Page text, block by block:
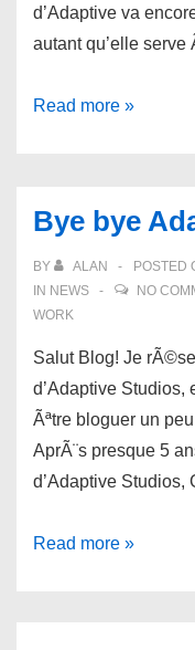
d’Adaptive va
autant qu’elle
De
marchÃ©!
Read more »
Bye bye
BY ALAN POSTED
IN NEWS NO
WORK
Salut Blog! Je
d’Adaptive Studios,
Ãªtre bloguer un
AprÃ¨s presque 5
d’Adaptive Studios,
Bye
Read more »